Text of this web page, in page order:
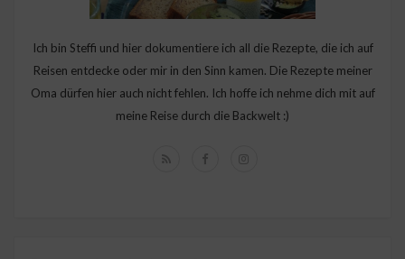
Ich bin Steffi und hier dokumentiere ich all die Rezepte, die ich auf
Reisen entdecke oder mir in den Sinn kamen. Die Rezepte meiner
Oma dürfen hier auch nicht fehlen. Ich hoffe ich nehme dich mit auf
meine Reise durch die Backwelt :)